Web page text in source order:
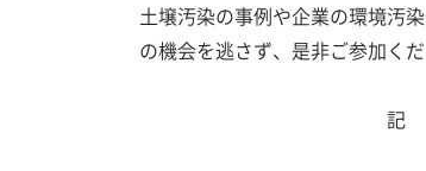
土壌汚染の事例や企業の環境汚
の機会を逃さず、是非ご参加くだ
記